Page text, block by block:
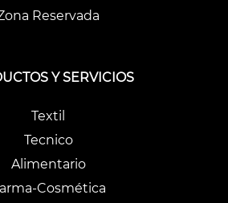
Reservada
Y SERVICIOS
Textil
Tecnico
Alimentario
Cosmética